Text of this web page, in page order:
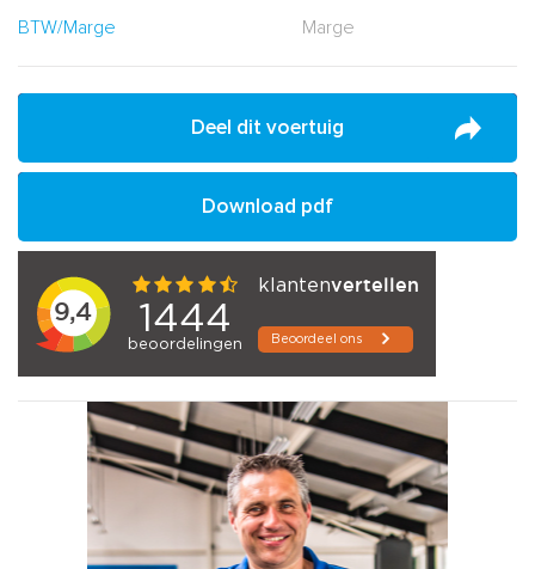
BTW/Marge
Marge
Deel dit voertuig
Download pdf